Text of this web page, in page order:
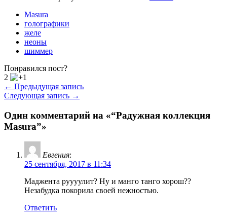
Masura
голографики
желе
неоны
шиммер
Понравился пост?
2
← Предыдущая запись
Следующая запись →
Один комментарий на «“Радужная коллекция
Masura”»
Евгения:
25 сентября, 2017 в 11:34
Маджента руууулит? Ну и манго танго хорош??
Незабудка покорила своей нежностью.
Ответить